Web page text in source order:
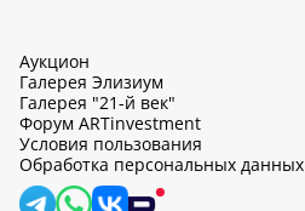
Аукцион
Галерея Элизиум
Галерея "21-й век"
Форум ARTinvestment
Условия пользования
Обработка персональных данных